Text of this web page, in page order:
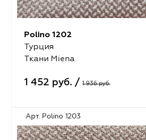
Polino 1202
Турция
Ткани Miena
1 452 руб. / 1 936 руб.
Арт. Polino 1203